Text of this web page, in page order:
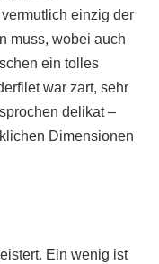
einzig der
muss, wobei auch
ein tolles
war zart, sehr
delikat –
Dimensionen
Ein wenig ist